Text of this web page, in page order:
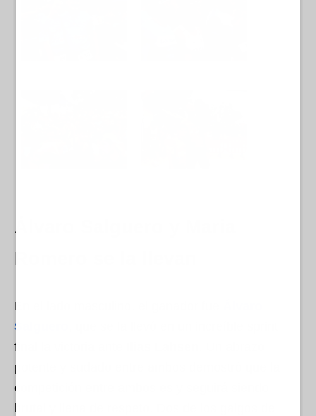
Álvaro Salguero y María
Romero se la llevan
En el lado masculino, el ganador fue
Salguero
final la victoria ante
potente y sudado entre ambos demostró que la
competición entre ambos es y seguirá siendo
brutal y llena de respeto. Dos de los galgos de